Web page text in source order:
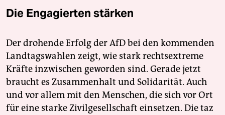
genossenschaft
Die Engagierten stärken
Der drohende Erfolg der AfD bei den kommenden
Landtagswahlen zeigt, wie stark rechtsextreme
Kräfte inzwischen geworden sind. Gerade jetzt
braucht es Zusammenhalt und Solidarität. Auch
und vor allem mit den Menschen, die sich vor Ort
für eine starke Zivilgesellschaft einsetzen. Die taz